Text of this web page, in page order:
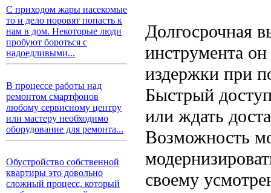
С приходом жары насекомые
то и дело норовят попасть к
нам в дом. Некоторые люди
пробуют бороться с
надоедливыми...
В процессе работы над
ремонтом смартфонов
любому сервисному центру
или мастеру необходимо
оборудование для ремонта...
Обустройство собственной
квартиры это довольно
сложный процесс, который
Долгосрочная
инструмента
издержки при
Быстрый
или ждать
Возможность
своему